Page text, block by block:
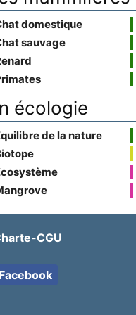
domestique
sauvage
écologie
de la nature
CGU
Facebook